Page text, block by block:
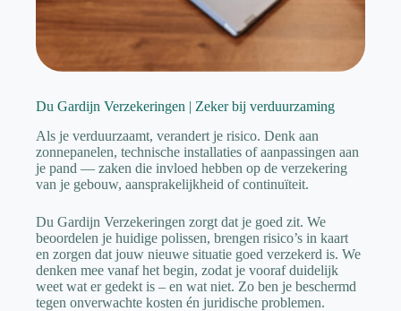
Du Gardijn Verzekeringen | Zeker bij verduurzaming
Als je verduurzaamt, verandert je risico. Denk aan
zonnepanelen, technische installaties of aanpassingen aan
je pand — zaken die invloed hebben op de verzekering
van je gebouw, aansprakelijkheid of continuïteit.
Du Gardijn Verzekeringen zorgt dat je goed zit. We
beoordelen je huidige polissen, brengen risico’s in kaart
en zorgen dat jouw nieuwe situatie goed verzekerd is. We
denken mee vanaf het begin, zodat je vooraf duidelijk
weet wat er gedekt is – en wat niet. Zo ben je beschermd
tegen onverwachte kosten én juridische problemen.